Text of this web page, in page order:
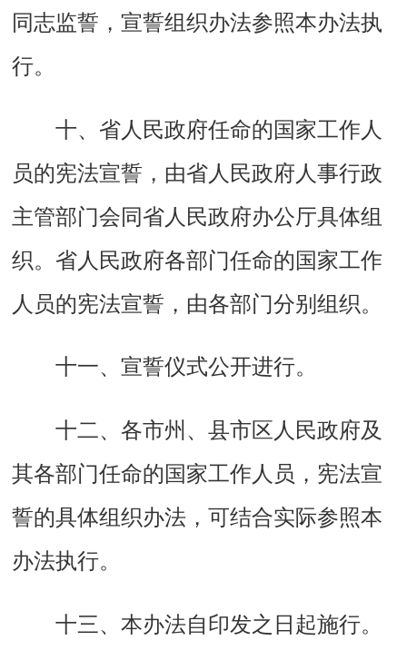
同志监誓，宣誓组织办法参照本办法执
行。
十、省人民政府任命的国家工作人
员的宪法宣誓，由省人民政府人事行政
主管部门会同省人民政府办公厅具体组
织。省人民政府各部门任命的国家工作
人员的宪法宣誓，由各部门分别组织。
十一、宣誓仪式公开进行。
十二、各市州、县市区人民政府及
其各部门任命的国家工作人员，宪法宣
誓的具体组织办法，可结合实际参照本
办法执行。
十三、本办法自印发之日起施行。